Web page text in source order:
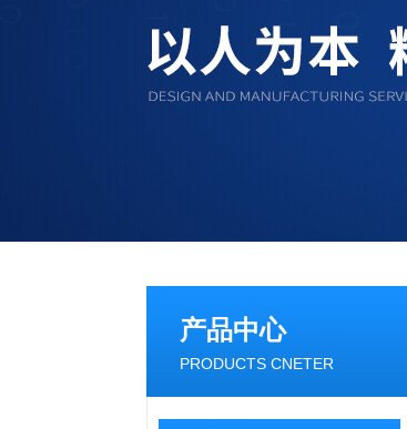
产品中心
PRODUCTS CNETER